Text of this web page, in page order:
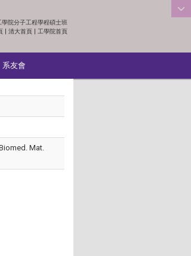
:::
學院分子工程學程碩士班
| 清大首頁 | 工學院首頁
系友會
Mat.